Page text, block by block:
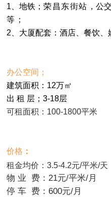
1、地铁；荣昌东街站 ， 公
等；
2、大厦配套：酒店 、餐饮、
办公空间；
建筑面积 ： 12万㎡
出 租 层；3-18层
可租面积： 100-1800平米
价格 ：
租金均价：3.5-4.2元/平米/天
物 业 费：21元/平米/月
停 车 费：600元/月